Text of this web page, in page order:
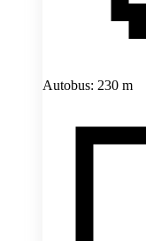
Autobus: 230 m